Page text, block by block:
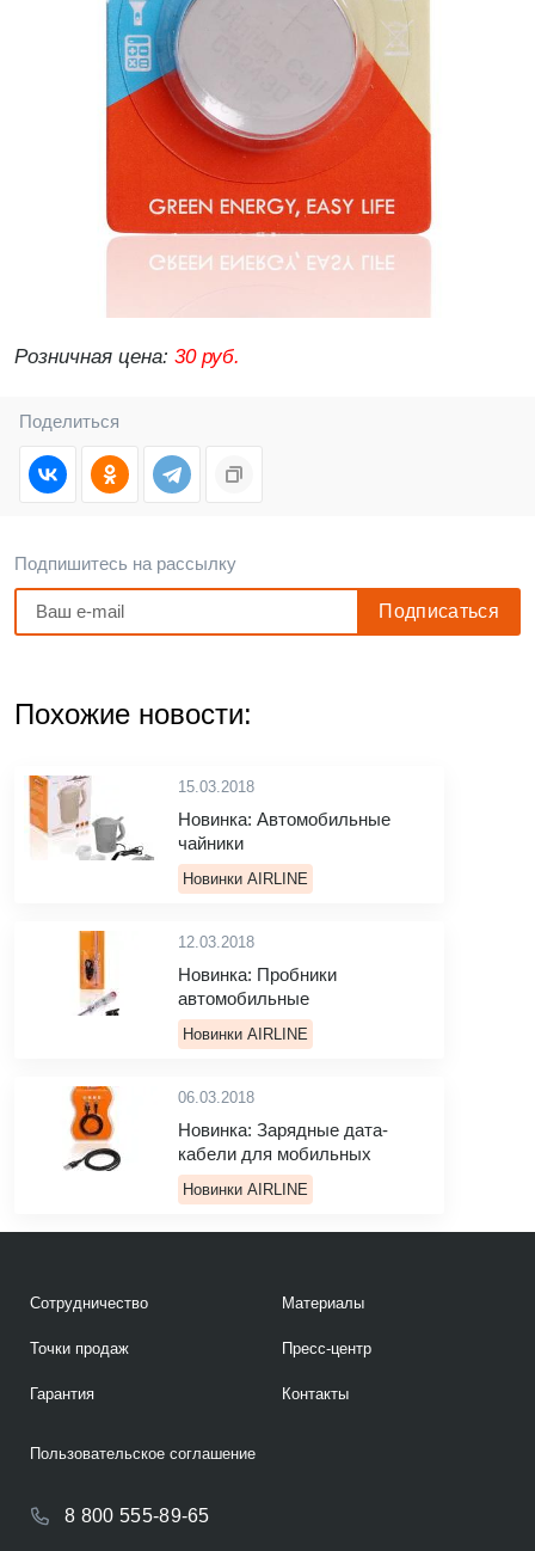
Розничная цена: 30 руб.
Поделиться
Подпишитесь на рассылку
Похожие новости:
15.03.2018
Новинка: Автомобильные
чайники
Новинки AIRLINE
12.03.2018
Новинка: Пробники
автомобильные
Новинки AIRLINE
06.03.2018
Новинка: Зарядные дата-
кабели для мобильных
Новинки AIRLINE
Сотрудничество
Точки продаж
Гарантия
Материалы
Пресс-центр
Контакты
8 800 555-89-65
Пользовательское соглашение